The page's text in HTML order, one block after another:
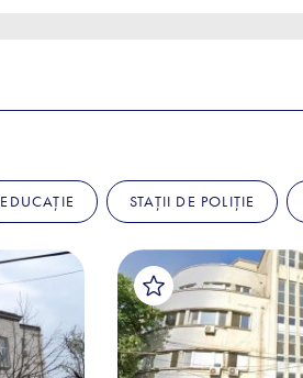
EDUCAȚIE STAȚII DE POLIȚIE